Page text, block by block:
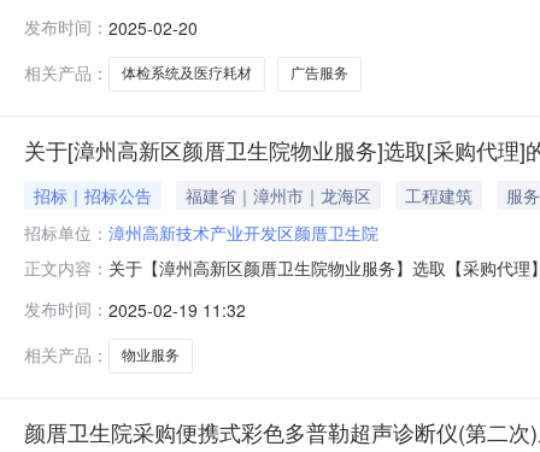
产、经销企业、公司将所需材料于2025年2月28日17点
独立承担民事责任的能力。2、具
发布时间： 2025-02-20
相关产品：
体检系统及医疗耗材 广告服务
关于[漳州高新区颜厝卫生院物业服务]选取[采购代理]
招标｜招标公告 福建省｜漳州市｜龙海区 工程建筑
服务
招标单位： 漳州高新技术产业开发区颜厝卫生院
正文内容： 关于【漳州高新区颜厝卫生院物业服务】选取【采购代
服务事项：采购代理服务时限：中选人收到中选确认书
务金额（
发布时间： 2025-02-19 11:32
相关产品：
物业服务
颜厝卫生院采购便携式彩色多普勒超声诊断仪(第二次